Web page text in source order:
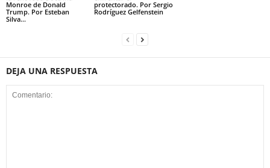
Monroe de Donald
Trump. Por Esteban
Silva...
protectorado. Por Sergio
Rodríguez Gelfenstein
DEJA UNA RESPUESTA